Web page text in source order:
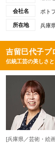
会社名 ポト
所在地 兵庫
吉留巳代子プ
伝統工芸の美しさ
[兵庫県／芸術・絵